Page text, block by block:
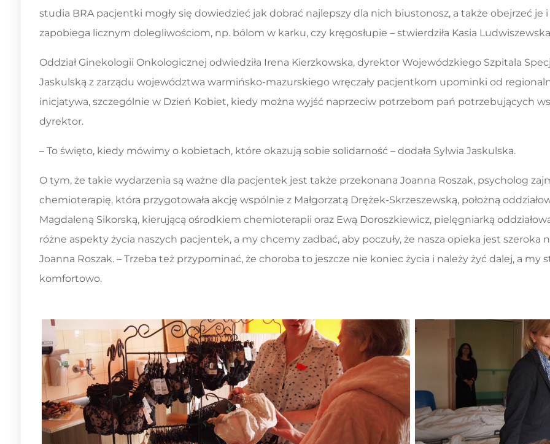
studia BRA pacjentki mogły się dowiedzieć jak dobrać najlepszy dla nich biustonosz, a także obejrzeć je
zapobiega licznym dolegliwościom, np. bólom w karku, czy kręgosłupie – stwierdziła Kasia
Oddział Ginekologii Onkologicznej odwiedziła Irena Kierzkowska, dyrektor Wojewódzkiego Szpitala
Jaskulską z zarządu województwa warmińsko-mazurskiego wręczały pacjentkom upominki od
inicjatywa, szczególnie w Dzień Kobiet, kiedy można wyjść naprzeciw potrzebom pań potrzebujących
dyrektor.
– To święto, kiedy mówimy o kobietach, które okazują sobie solidarność – dodała Sylwia Jaskulska.
O tym, że takie wydarzenia są ważne dla pacjentek jest także przekonana Joanna Roszak, psycholog
chemioterapię, która przygotowała akcję wspólnie z Małgorzatą Drężek-Skrzeszewską, położną
Magdaleną Sikorską, kierującą ośrodkiem chemioterapii oraz Ewą Doroszkiewicz, pielęgniarką
różne aspekty życia naszych pacjentek, a my chcemy zadbać, aby poczuły, że nasza opieka jest szeroka
Joanna Roszak. – Trzeba też przypominać, że choroba to jeszcze nie koniec życia i należy żyć dalej, a my
komfortowo.